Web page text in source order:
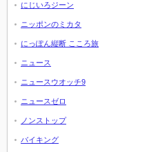
にじいろジーン
ニッポンのミカタ
にっぽん縦断 こころ旅
ニュース
ニュースウオッチ9
ニュースゼロ
ノンストップ
バイキング